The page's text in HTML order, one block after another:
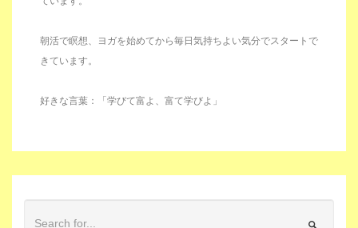
朝活で瞑想、ヨガを始めてから毎日気持ちよい気分でスタートで
きています。
好きな言葉：「学びて富よ、富て学びよ」